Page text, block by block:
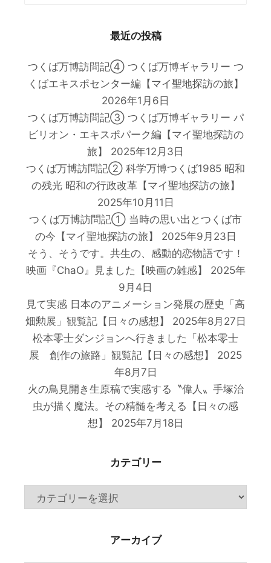
最近の投稿
つくば万博訪問記④ つくば万博ギャラリー つ
くばエキスポセンター編【マイ聖地探訪の旅】
2026年1月6日
つくば万博訪問記③ つくば万博ギャラリー パ
ビリオン・エキスポパーク編【マイ聖地探訪の
旅】
2025年12月3日
つくば万博訪問記② 科学万博つくば1985 昭和
の残光 昭和の行政改革【マイ聖地探訪の旅】
2025年10月11日
つくば万博訪問記① 当時の思い出とつくば市
の今【マイ聖地探訪の旅】
2025年9月23日
そう、そうです。共生の、感動的恋物語です！
映画『ChaO』見ました【映画の雑感】
2025年
9月4日
見て実感 日本のアニメーション発展の歴史「高
畑勲展」観覧記【日々の感想】
2025年8月27日
松本零士ダンジョンへ行きました「松本零士
展 創作の旅路」観覧記【日々の感想】
2025
年8月7日
火の鳥見開き生原稿で実感する〝偉人〟手塚治
虫が描く魔法。その精髄を考える【日々の感
想】
2025年7月18日
カテゴリー
テ
アーカイブ